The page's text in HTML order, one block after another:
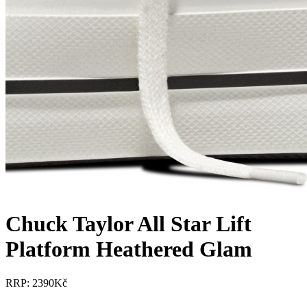
Chuck Taylor All Star Lift
Platform Heathered Glam
RRP: 2390Kč